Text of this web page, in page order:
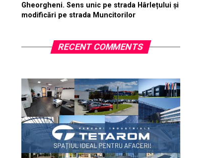
Gheorgheni. Sens unic pe strada Hârlețului și
modificări pe strada Muncitorilor
RECENT COMMENTS